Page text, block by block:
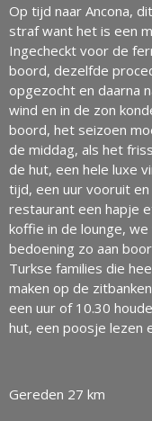
Op tijd naar Ancona,
straf want het is een
Ingecheckt voor de
boord, dezelfde
opgezocht en daarna
wind en in de zon
boord, het seizoen
de middag, als het
de hut, een hele luxe
tijd, een uur vooruit
restaurant een hapje
koffie in de lounge,
bedoening zo aan
Turkse families die
maken op de
een uur of 10.30
hut, een poosje lezen
Gereden 27 km